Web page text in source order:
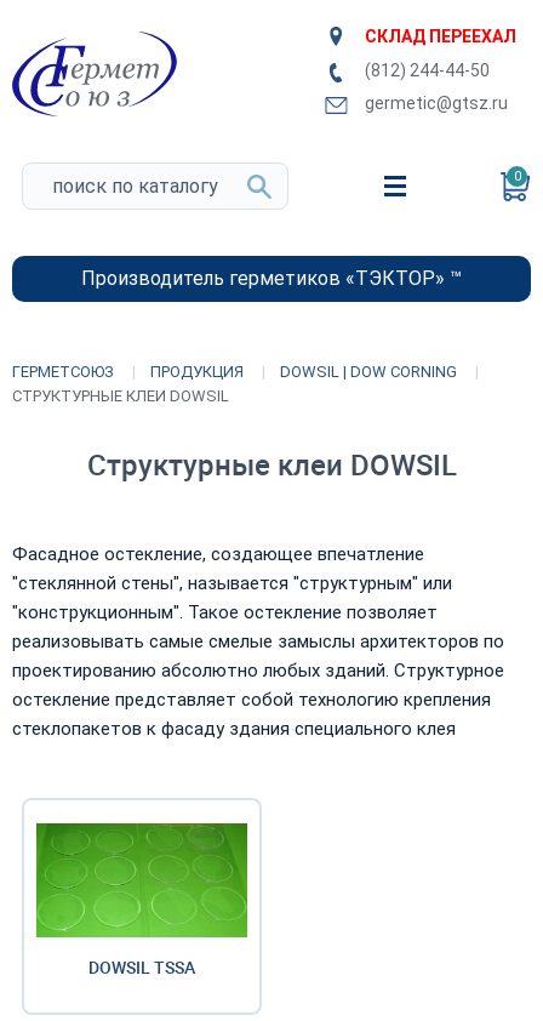
СКЛАД ПЕРЕЕХАЛ
(812) 244-44-50
germetic@gtsz.ru
0
Производитель герметиков «ТЭКТОР» ™
ГЕРМЕТСОЮЗ ПРОДУКЦИЯ
DOWSIL | DOW CORNING
СТРУКТУРНЫЕ КЛЕИ DOWSIL
Структурные клеи DOWSIL
Фасадное остекление, создающее впечатление
"стеклянной стены", называется "структурным" или
"конструкционным". Такое остекление позволяет
реализовывать самые смелые замыслы архитекторов по
проектированию абсолютно любых зданий. Структурное
остекление представляет собой технологию крепления
стеклопакетов к фасаду здания специального клея
DOWSIL TSSA